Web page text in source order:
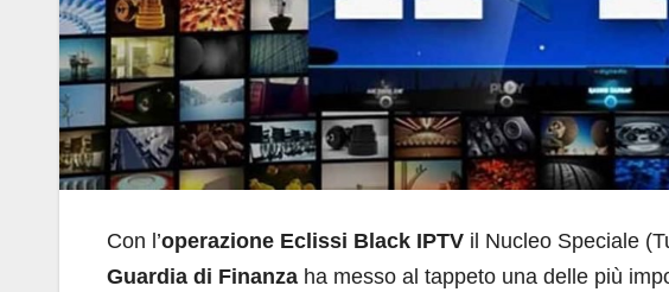
Con l’operazione Eclissi Black IPTV il Nucleo Speciale
Guardia di Finanza ha messo al tappeto una delle più